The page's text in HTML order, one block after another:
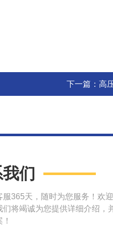
下一篇： 高
们
服365天，随时为您服务！欢
们将竭诚为您提供详细介绍，